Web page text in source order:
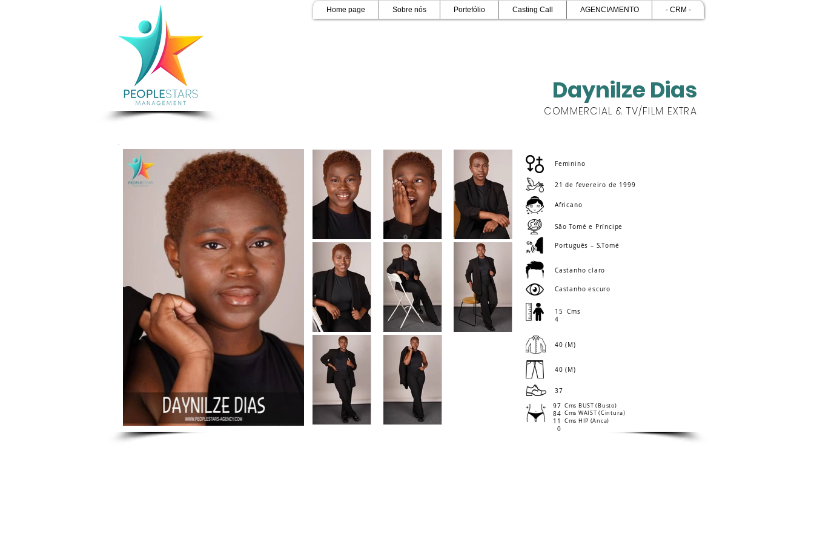
Home page Sobre nós Portefólio Casting Call AGENCIAMENTO - CRM -
Daynilze Dias
COMMERCIAL & TV/FILM EXTRA
Feminino
21 de fevereiro de 1999
Africano
São Tomé e Príncipe
Português – S.Tomé
Castanho claro
Castanho escuro
15
4
Cms
40 (M)
40 (M)
37
97
84
11
0
Cms BUST (Busto)
Cms WAIST (Cintura)
Cms HIP (Anca)